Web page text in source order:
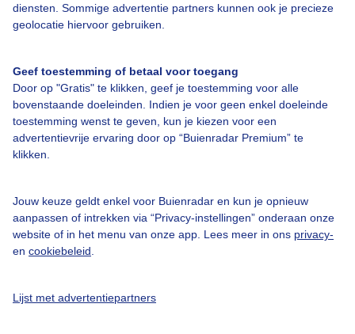
diensten. Sommige advertentie partners kunnen ook je precieze
geolocatie hiervoor gebruiken.
Geef toestemming of betaal voor toegang
Door op "Gratis" te klikken, geef je toestemming voor alle
bovenstaande doeleinden. Indien je voor geen enkel doeleinde
toestemming wenst te geven, kun je kiezen voor een
advertentievrije ervaring door op “Buienradar Premium” te
klikken.
Jouw keuze geldt enkel voor Buienradar en kun je opnieuw
aanpassen of intrekken via “Privacy-instellingen” onderaan onze
website of in het menu van onze app. Lees meer in ons privacy-
en cookiebeleid
Lijst met advertentiepartners
Over Buienradar
Veelgestelde vragen
Contact
Toegankelijkheid
Gebruikersvoorwaarden
Buienradar Team
Privacy beleid
Privacy instellingen